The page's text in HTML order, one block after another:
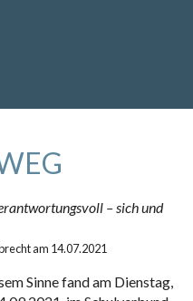
– sich und
am 14.07.2021
Sinne fand am Dienstag,